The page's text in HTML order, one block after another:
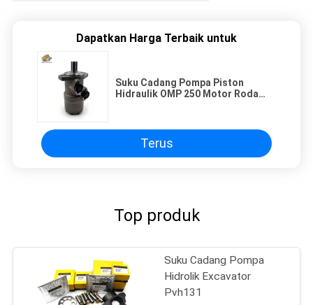
Dapatkan Harga Terbaik untuk
Suku Cadang Pompa Piston
Hidraulik OMP 250 Motor Roda
Terus
Top produk
Suku Cadang Pompa
Hidrolik Excavator
Pvh131